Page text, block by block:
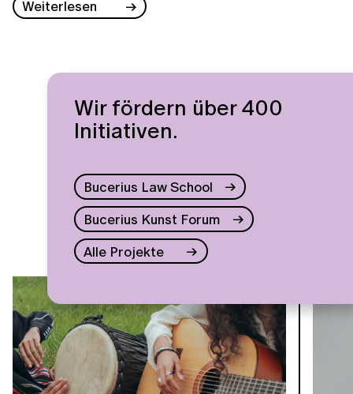
Weiterlesen
Wir fördern über 400
Initiativen.
Bucerius Law School
Bucerius Kunst Forum
Alle Projekte